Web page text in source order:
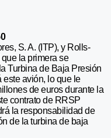
S. A. (ITP), y Rolls-
la primera se
Turbina de Baja Presión
este avión, lo que le
de euros durante la
contrato de RRSP
la responsabilidad de
de la turbina de baja